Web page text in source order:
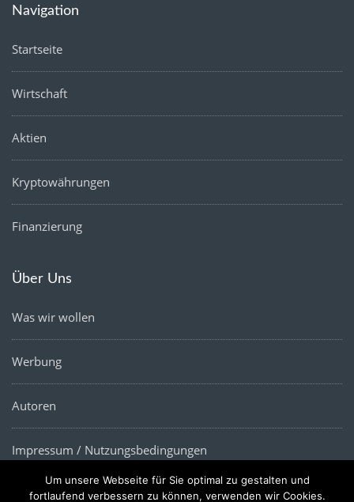
Navigation
Startseite
Wirtschaft
Aktien
Kryptowährungen
Finanzierung
Über Uns
Was wir wollen
Werbung
Autoren
Impressum / Nutzungsbedingungen
Datenschutz
Um unsere Webseite für Sie optimal zu gestalten und
fortlaufend verbessern zu können, verwenden wir Cookies.